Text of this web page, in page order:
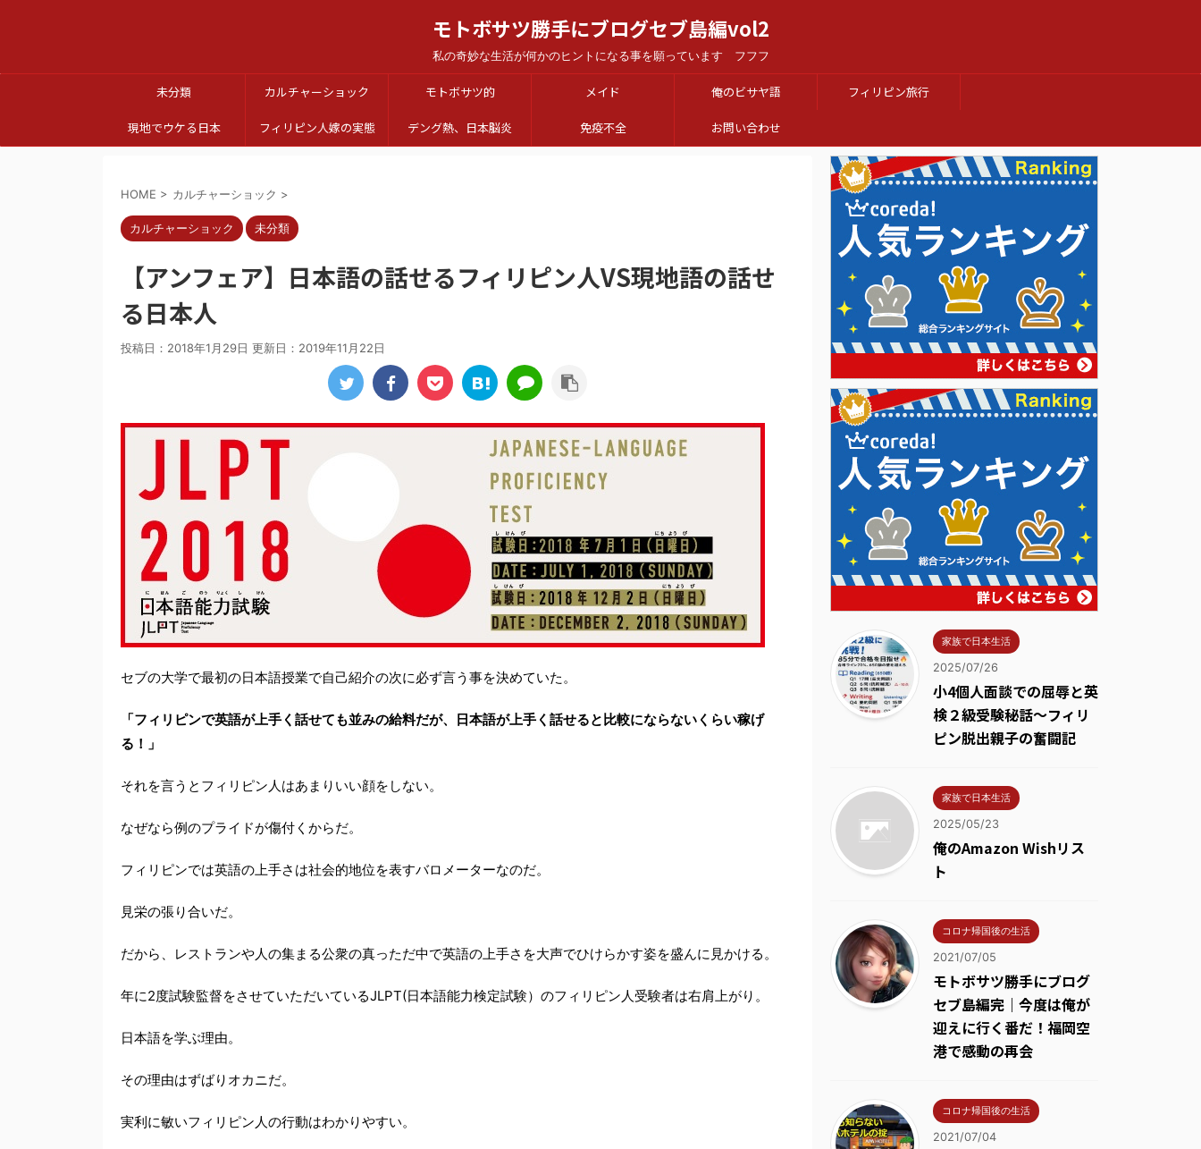
モトボサツ勝手にブログセブ島編vol2
私の奇妙な生活が何かのヒントになる事を願っています フフフ
未分類 カルチャーショック モトボサツ的 メイド 俺のビサヤ語 フィリピン旅行
現地でウケる日本 フィリピン人嫁の実態 デング熱、日本脳炎 免疫不全 お問い合わせ
HOME > カルチャーショック >
カルチャーショック 未分類
【アンフェア】日本語の話せるフィリピン人VS現地語の話せ
る日本人
投稿日：2018年1月29日 更新日： 2019年11月22日
セブの大学で最初の日本語授業で自己紹介の次に必ず言う事を決めていた。
「フィリピンで英語が上手く話せても並みの給料だが、日本語が上手く話せると比較にならないくらい稼げ
る！」
それを言うとフィリピン人はあまりいい顔をしない。
なぜなら例のプライドが傷付くからだ。
フィリピンでは英語の上手さは社会的地位を表すバロメーターなのだ。
見栄の張り合いだ。
だから、レストランや人の集まる公衆の真っただ中で英語の上手さを大声でひけらかす姿を盛んに見かける。
年に2度試験監督をさせていただいているJLPT(日本語能力検定試験）のフィリピン人受験者は右肩上がり。
日本語を学ぶ理由。
その理由はずばりオカニだ。
実利に敏いフィリピン人の行動はわかりやすい。
家族で日本生活
2025/07/26
小4個人面談での屈辱と英
検２級受験秘話～フィリ
ピン脱出親子の奮闘記
家族で日本生活
2025/05/23
俺のAmazon Wishリス
ト
コロナ帰国後の生活
2021/07/05
モトボサツ勝手にブログ
セブ島編完｜今度は俺が
迎えに行く番だ！福岡空
港で感動の再会
コロナ帰国後の生活
2021/07/04